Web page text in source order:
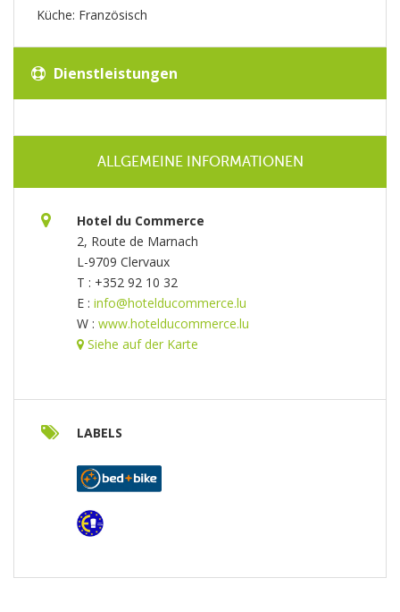
Küche: Französisch
Dienstleistungen
ALLGEMEINE INFORMATIONEN
Hotel du Commerce
2, Route de Marnach
L-9709 Clervaux
T : +352 92 10 32
E : info@hotelducommerce.lu
W : www.hotelducommerce.lu
Siehe auf der Karte
LABELS